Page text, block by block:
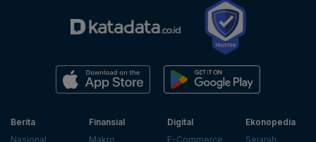
Berita
Nasional
Finansial
Makro
Digital
E-Commerce
Ekonopedia
Sejarah